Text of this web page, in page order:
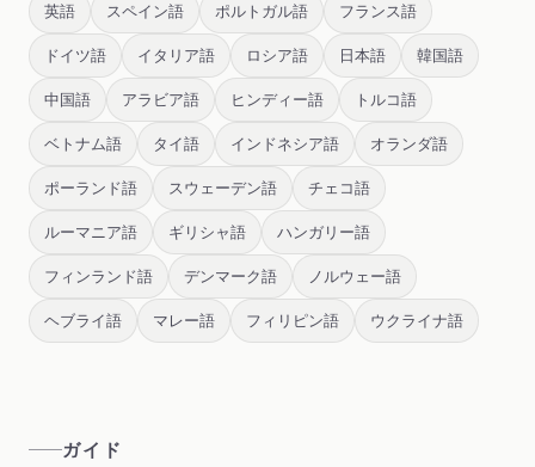
英語 スペイン語 ポルトガル語 フランス語
ドイツ語 イタリア語 ロシア語 日本語 韓国語
中国語 アラビア語 ヒンディー語 トルコ語
ベトナム語 タイ語 インドネシア語 オランダ語
ポーランド語 スウェーデン語 チェコ語
ルーマニア語 ギリシャ語 ハンガリー語
フィンランド語 デンマーク語 ノルウェー語
ヘブライ語 マレー語 フィリピン語 ウクライナ語
ガイド